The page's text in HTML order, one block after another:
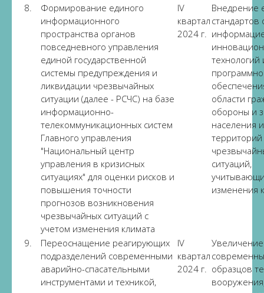
8.
Формирование единого
информационного
пространства органов
повседневного управления
единой государственной
системы предупреждения и
ликвидации чрезвычайных
ситуации (далее - РСЧС) на базе
информационно-
телекоммуникационных систем
Главного управления
"Национальный центр
управления в кризисных
ситуациях" для оценки рисков и
повышения точности
прогнозов возникновения
чрезвычайных ситуаций с
учетом изменения климата
IV
квартал
2024 г.
Внедрение
стандартов
технологий
области
обороны и
населения и
территорий
ситуаций,
изменения
9.
Переоснащение реагирующих
подразделений современными
аварийно-спасательными
инструментами и техникой,
IV
квартал
2024 г. образцов